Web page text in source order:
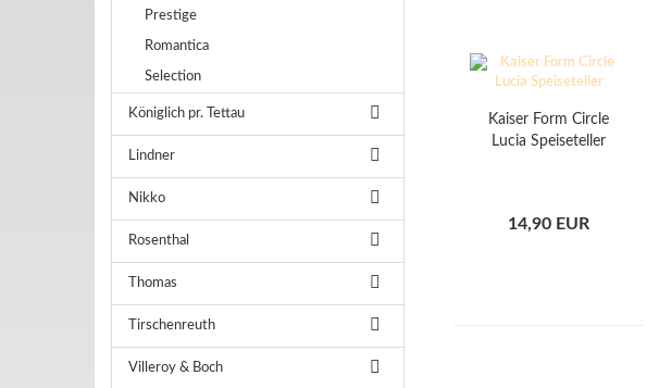
Kaiser Form Circle
Lucia Speiseteller
14,90 EUR
Prestige
Romantica
Selection
Königlich pr. Tettau
Lindner
Nikko
Rosenthal
Thomas
Tirschenreuth
Villeroy & Boch